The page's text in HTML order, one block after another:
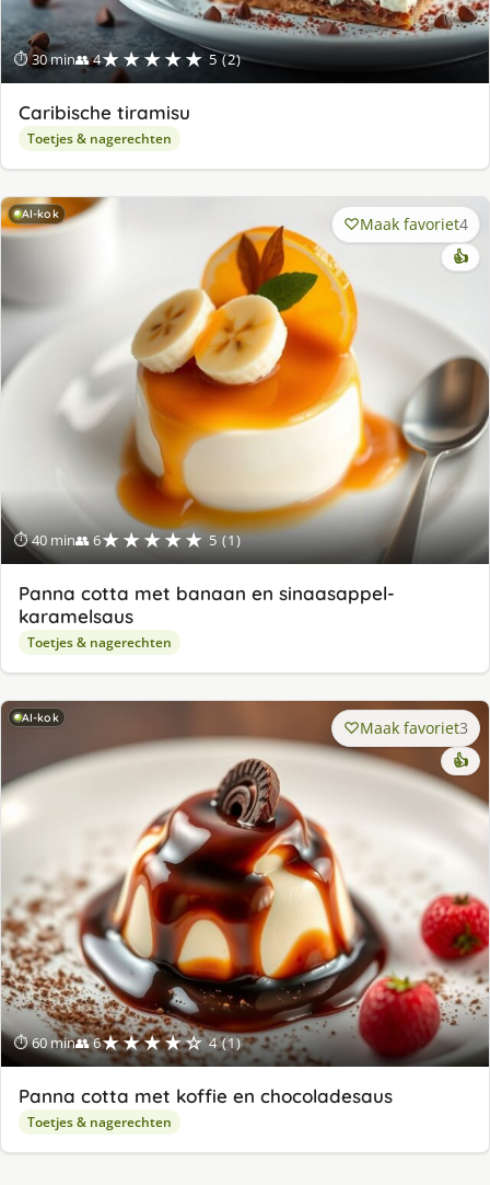
⏱ 30 min👥 4★★★★★ 5 (2)
Caribische tiramisu
Toetjes & nagerechten
AI-kok
⏱ 40 min👥 6★★★★★ 5 (1)
Maak favoriet4
👍
Panna cotta met banaan en sinaasappel-
karamelsaus
Toetjes & nagerechten
AI-kok
⏱ 60 min👥 6★★★★☆ 4 (1)
Maak favoriet3
👍
Panna cotta met koffie en chocoladesaus
Toetjes & nagerechten